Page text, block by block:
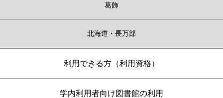
葛飾
北海道・長万部
利用できる方（利用資格）
学内利用者向け図書館の利用